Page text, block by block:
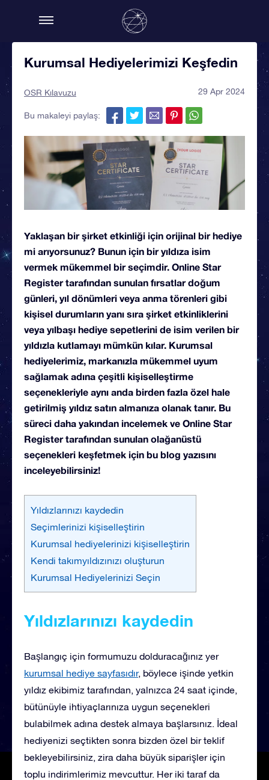
Kurumsal Hediyelerimizi Keşfedin
OSR Kılavuzu 29 Apr 2024
Bu makaleyi paylaş:
Yaklaşan bir şirket etkinliği için orijinal bir hediye
mi arıyorsunuz? Bunun için bir yıldıza isim
vermek mükemmel bir seçimdir. Online Star
Register tarafından sunulan fırsatlar doğum
günleri, yıl dönümleri veya anma törenleri gibi
kişisel durumların yanı sıra şirket etkinliklerini
veya yılbaşı hediye sepetlerini de isim verilen bir
yıldızla kutlamayı mümkün kılar. Kurumsal
hediyelerimiz, markanızla mükemmel uyum
sağlamak adına çeşitli kişiselleştirme
seçenekleriyle aynı anda birden fazla özel hale
getirilmiş yıldız satın almanıza olanak tanır. Bu
süreci daha yakından incelemek ve Online Star
Register tarafından sunulan olağanüstü
seçenekleri keşfetmek için bu blog yazısını
inceleyebilirsiniz!
Yıldızlarınızı kaydedin
Seçimlerinizi kişiselleştirin
Kurumsal hediyelerinizi kişiselleştirin
Kendi takımyıldızınızı oluşturun
Kurumsal Hediyelerinizi Seçin
Yıldızlarınızı kaydedin
Başlangıç için formumuzu dolduracağınız yer
kurumsal hediye sayfasıdır, böylece işinde yetkin
yıldız ekibimiz tarafından, yalnızca 24 saat içinde,
bütünüyle ihtiyaçlarınıza uygun seçenekleri
bulabilmek adına destek almaya başlarsınız. İdeal
hediyenizi seçtikten sonra bizden özel bir teklif
bekleyebilirsiniz, zira daha büyük siparişler için
toplu indirimlerimiz mevcuttur. Her iki taraf da